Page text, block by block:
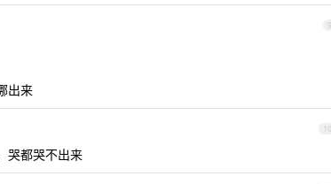
9
出来
10
哭都哭不出来